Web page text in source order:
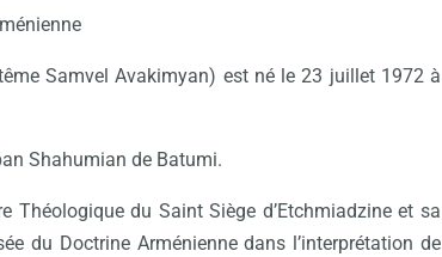
Samvel Avakimyan) est né le 23 juillet 1972 à
Shahumian de Batumi.
du Saint Siège d’Etchmiadzine et sa
du Doctrine Arménienne dans l’interprétation de